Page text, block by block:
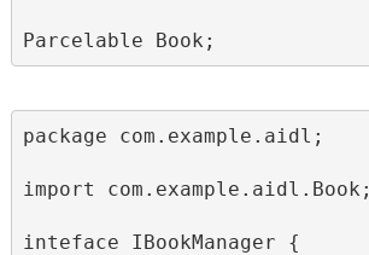
Parcelable Book;
package com.example.aidl;
import com.example.aidl.Book;
inteface IBookManager {